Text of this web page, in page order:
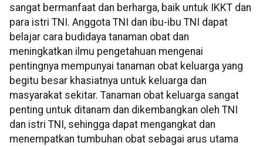
sangat bermanfaat dan berharga, baik untuk IKKT dan
para istri TNI. Anggota TNI dan ibu-ibu TNI dapat
belajar cara budidaya tanaman obat dan
meningkatkan ilmu pengetahuan mengenai
pentingnya mempunyai tanaman obat keluarga yang
begitu besar khasiatnya untuk keluarga dan
masyarakat sekitar. Tanaman obat keluarga sangat
penting untuk ditanam dan dikembangkan oleh TNI
dan istri TNI, sehingga dapat mengangkat dan
menempatkan tumbuhan obat sebagai arus utama